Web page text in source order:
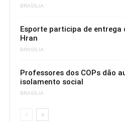
BRASÍLIA
Esporte participa de entrega
Hran
BRASÍLIA
Professores dos COPs dão
isolamento social
BRASÍLIA